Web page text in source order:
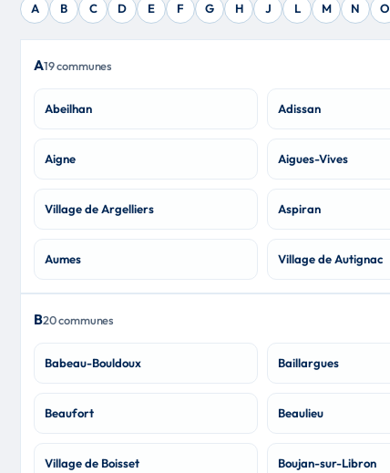
A B C D E F G H J L M N O
A19 communes
Abeilhan Adissan
Aigne Aigues-Vives
Village de Argelliers Aspiran
Aumes Village de Autignac
B20 communes
Babeau-Bouldoux Baillargues
Beaufort Beaulieu
Village de Boisset Boujan-sur-Libron